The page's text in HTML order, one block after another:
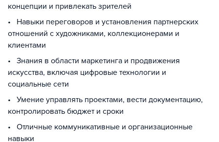
концепции и привлекать зрителей
• Навыки переговоров и установления партнерских
отношений с художниками, коллекционерами и
клиентами
• Знания в области маркетинга и продвижения
искусства, включая цифровые технологии и
социальные сети
• Умение управлять проектами, вести документацию,
контролировать бюджет и сроки
• Отличные коммуникативные и организационные
навыки